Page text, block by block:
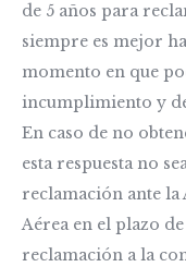
de 5 años para
siempre es mejor
momento en que
incumplimiento y
En caso de no
esta respuesta no
reclamación ante la
Aérea en el plazo
reclamación a la